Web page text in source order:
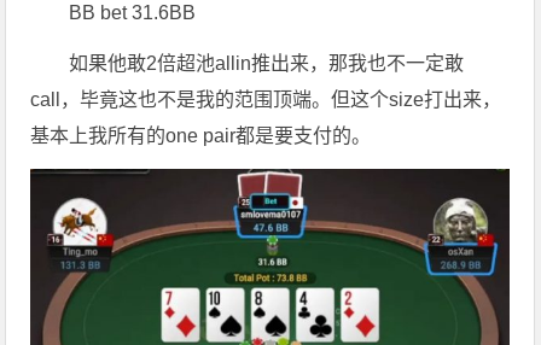
BB bet 31.6BB
如果他敢2倍超池allin推出来，那我也不一定敢
call，毕竟这也不是我的范围顶端。但这个size打出来，
基本上我所有的one pair都是要支付的。